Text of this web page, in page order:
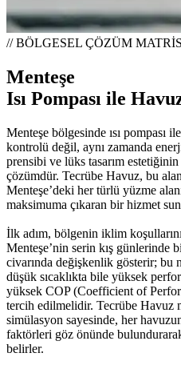
// BÖLGESEL ÇÖZÜM
Menteşe
Isı Pompası ile
Menteşe bölgesinde ısı pompası
kontrolü değil, aynı zamanda
prensibi ve lüks tasarım
çözümdür. Tecrübe Havuz, bu
Menteşe’deki her türlü yüzme
maksimuma çıkaran bir hizmet
İlk adım, bölgenin iklim
Menteşe’nin serin kış günlerinde
civarında değişkenlik gösterir; bu
düşük sıcaklıkta bile yüksek
yüksek COP (Coefficient of
tercih edilmelidir. Tecrübe Havuz
simülasyon sayesinde, her
faktörleri göz önünde
belirler.